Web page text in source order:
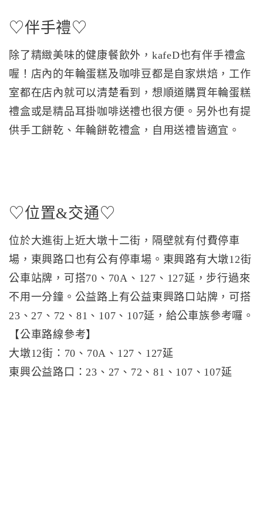
♡伴手禮♡
除了精緻美味的健康餐飲外，kafeD也有伴手禮盒
喔！店內的年輪蛋糕及咖啡豆都是自家烘焙，工作
室都在店內就可以清楚看到，想順道購買年輪蛋糕
禮盒或是精品耳掛咖啡送禮也很方便。另外也有提
供手工餅乾、年輪餅乾禮盒，自用送禮皆適宜。
♡位置&交通♡
位於大進街上近大墩十二街，隔壁就有付費停車
場，東興路口也有公有停車場。東興路有大墩12街
公車站牌，可搭70、70A、127、127延，步行過來
不用一分鐘。公益路上有公益東興路口站牌，可搭
23、27、72、81、107、107延，給公車族參考囉。
【公車路線參考】
大墩12街：70、70A、127、127延
東興公益路口：23、27、72、81、107、107延